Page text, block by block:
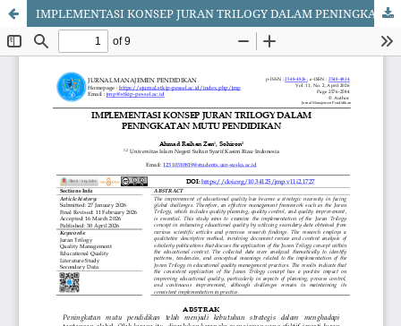
IMPLEMENTASI KONSEP JURAN TRILOGY DALAM PENINGKATAN MUTU PENDIDIKAN